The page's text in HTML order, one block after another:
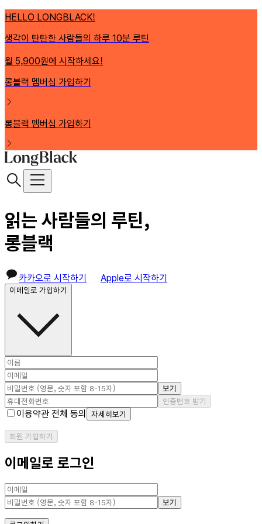
HELLO LONGBLACK!
생각이 탄탄한 사람들의 하루 10분 루틴
월 5,900원에 시작하세요!
롱블랙 멤버십 가입하기
롱블랙 멤버십 가입하기
읽는 사람들의 루틴,
롱블랙
카카오로 시작하기 Apple로 시작하기
이메일로 가입하기
보기
인증번호 받기
이용약관 전체 동의 자세히보기
회원 가입하기
이메일로 로그인
보기